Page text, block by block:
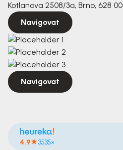
Kotlanova 2508/3a, Brno, 628 00
Navigovat
Navigovat
4.9 3535×